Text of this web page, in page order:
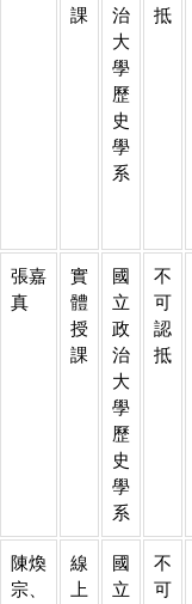
課
治
大
學
歷
史
學
系
抵
張嘉
真
實
體
授
課
國
立
政
治
大
學
歷
史
學
系
不
可
認
抵
陳煥
宗、
線
上
國
立
不
可